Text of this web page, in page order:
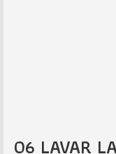
06 LAVAR